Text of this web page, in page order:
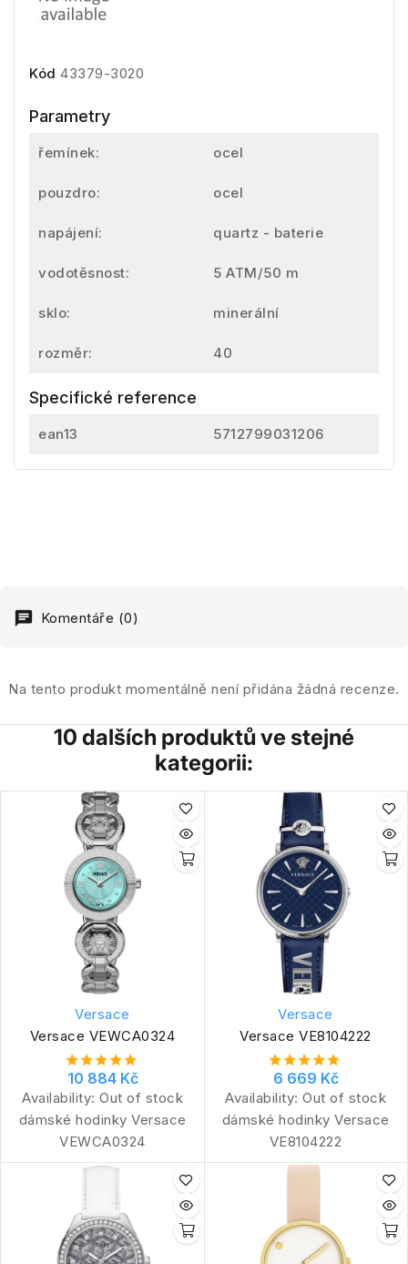
Kód 43379-3020
Parametry
řemínek: ocel
pouzdro: ocel
napájení: quartz - baterie
vodotěsnost: 5 ATM/50 m
sklo: minerální
rozměr: 40
Specifické reference
ean13 5712799031206
Komentáře (0)
Na tento produkt momentálně není přidána žádná recenze.
10 dalších produktů ve stejné
kategorii:
Versace
Versace VEWCA0324
10 884 Kč
Availability: Out of stock
dámské hodinky Versace
VEWCA0324
Versace
Versace VE8104222
6 669 Kč
Availability: Out of stock
dámské hodinky Versace
VE8104222